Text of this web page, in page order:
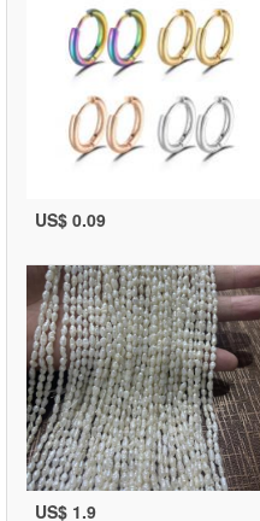
US$ 0.09
US$ 1.9